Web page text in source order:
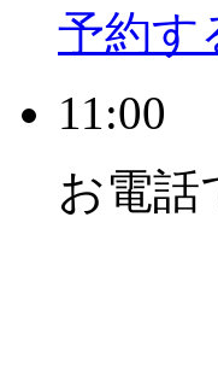
予約す
11:00
お電話